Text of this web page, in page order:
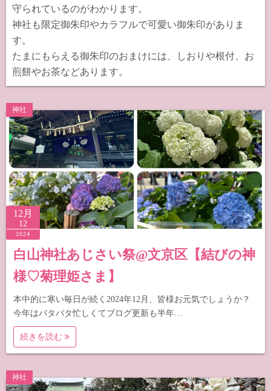
守られているのがわかります。
神社も限定御朱印やカラフルで可愛い御朱印がありま
す。
たまにもらえる御朱印のおまけには、しおりや根付、お
煎餅やお茶などあります。
神社
12月
12
2024
白山神社あじさい祭@文京区【結びの神
様♡菊理姫さま】
本中的に寒い毎日が続く2024年12月、皆様お元気でしょうか？
今年はバタバタ忙しくてブログ更新も半年…
続きを読む
神社